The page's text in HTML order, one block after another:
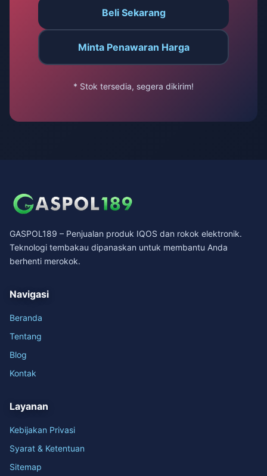
Beli Sekarang
Minta Penawaran Harga
* Stok tersedia, segera dikirim!
GASPOL189 – Penjualan produk IQOS dan rokok elektronik.
Teknologi tembakau dipanaskan untuk membantu Anda
berhenti merokok.
Navigasi
Beranda
Tentang
Blog
Kontak
Layanan
Kebijakan Privasi
Syarat & Ketentuan
Sitemap